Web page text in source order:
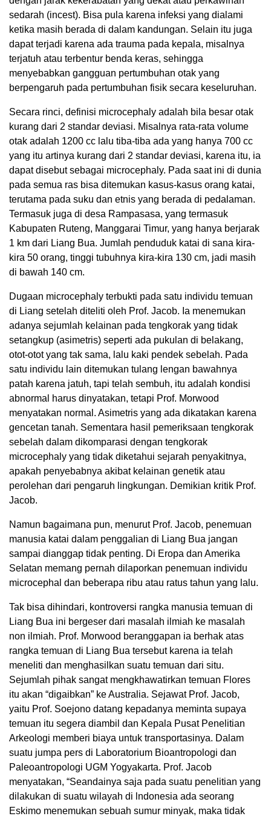
sedarah (incest). Bisa pula karena infeksi yang dialami
ketika masih berada di dalam kandungan. Selain itu juga
dapat terjadi karena ada trauma pada kepala, misalnya
terjatuh atau terbentur benda keras, sehingga
menyebabkan gangguan pertumbuhan otak yang
berpengaruh pada pertumbuhan fisik secara keseluruhan.
Secara rinci, definisi microcephaly adalah bila besar otak
kurang dari 2 standar deviasi. Misalnya rata-rata volume
otak adalah 1200 cc lalu tiba-tiba ada yang hanya 700 cc
yang itu artinya kurang dari 2 standar deviasi, karena itu, ia
dapat disebut sebagai microcephaly. Pada saat ini di dunia
pada semua ras bisa ditemukan kasus-kasus orang katai,
terutama pada suku dan etnis yang berada di pedalaman.
Termasuk juga di desa Rampasasa, yang termasuk
Kabupaten Ruteng, Manggarai Timur, yang hanya berjarak
1 km dari Liang Bua. Jumlah penduduk katai di sana kira-
kira 50 orang, tinggi tubuhnya kira-kira 130 cm, jadi masih
di bawah 140 cm.
Dugaan microcephaly terbukti pada satu individu temuan
di Liang setelah diteliti oleh Prof. Jacob. Ia menemukan
adanya sejumlah kelainan pada tengkorak yang tidak
setangkup (asimetris) seperti ada pukulan di belakang,
otot-otot yang tak sama, lalu kaki pendek sebelah. Pada
satu individu lain ditemukan tulang lengan bawahnya
patah karena jatuh, tapi telah sembuh, itu adalah kondisi
abnormal harus dinyatakan, tetapi Prof. Morwood
menyatakan normal. Asimetris yang ada dikatakan karena
gencetan tanah. Sementara hasil pemeriksaan tengkorak
sebelah dalam dikomparasi dengan tengkorak
microcephaly yang tidak diketahui sejarah penyakitnya,
apakah penyebabnya akibat kelainan genetik atau
perolehan dari pengaruh lingkungan. Demikian kritik Prof.
Jacob.
Namun bagaimana pun, menurut Prof. Jacob, penemuan
manusia katai dalam penggalian di Liang Bua jangan
sampai dianggap tidak penting. Di Eropa dan Amerika
Selatan memang pernah dilaporkan penemuan individu
microcephal dan beberapa ribu atau ratus tahun yang lalu.
Tak bisa dihindari, kontroversi rangka manusia temuan di
Liang Bua ini bergeser dari masalah ilmiah ke masalah
non ilmiah. Prof. Morwood beranggapan ia berhak atas
rangka temuan di Liang Bua tersebut karena ia telah
meneliti dan menghasilkan suatu temuan dari situ.
Sejumlah pihak sangat mengkhawatirkan temuan Flores
itu akan “digaibkan” ke Australia. Sejawat Prof. Jacob,
yaitu Prof. Soejono datang kepadanya meminta supaya
temuan itu segera diambil dan Kepala Pusat Penelitian
Arkeologi memberi biaya untuk transportasinya. Dalam
suatu jumpa pers di Laboratorium Bioantropologi dan
Paleoantropologi UGM Yogyakarta. Prof. Jacob
menyatakan, “Seandainya saja pada suatu penelitian yang
dilakukan di suatu wilayah di lndonesia ada seorang
Eskimo menemukan sebuah sumur minyak, maka tidak